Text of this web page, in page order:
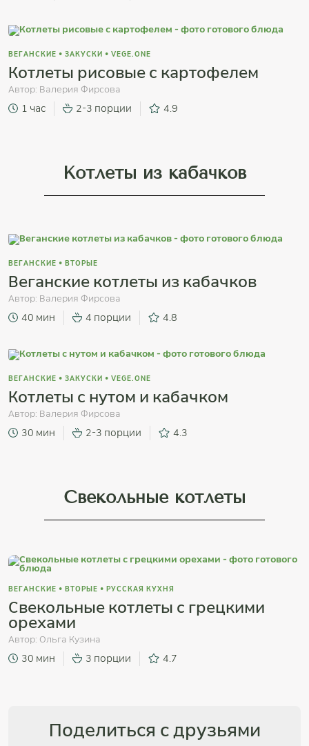
ВЕГАНСКИЕ • ЗАКУСКИ • VEGE.ONE
Котлеты рисовые с картофелем
Автор: Валерия Фирсова
1 час 2-3 порции 4.9
Котлеты из кабачков
ВЕГАНСКИЕ • ВТОРЫЕ
Веганские котлеты из кабачков
Автор: Валерия Фирсова
40 мин 4 порции 4.8
ВЕГАНСКИЕ • ЗАКУСКИ • VEGE.ONE
Котлеты с нутом и кабачком
Автор: Валерия Фирсова
30 мин 2-3 порции 4.3
Свекольные котлеты
ВЕГАНСКИЕ • ВТОРЫЕ • РУССКАЯ КУХНЯ
Свекольные котлеты с грецкими
орехами
Автор: Ольга Кузина
30 мин 3 порции 4.7
Поделиться с друзьями